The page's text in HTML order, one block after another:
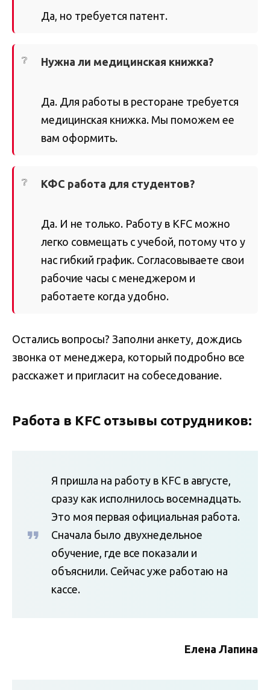
Да, но требуется патент.
Нужна ли медицинская книжка?
Да. Для работы в ресторане требуется
медицинская книжка. Мы поможем ее
вам оформить.
КФС работа для студентов?
Да. И не только. Работу в KFC можно
легко совмещать с учебой, потому что у
нас гибкий график. Согласовываете свои
рабочие часы с менеджером и
работаете когда удобно.
Остались вопросы? Заполни анкету, дождись
звонка от менеджера, который подробно все
расскажет и пригласит на собеседование.
Работа в KFC отзывы сотрудников:
Я пришла на работу в KFC в августе,
сразу как исполнилось восемнадцать.
Это моя первая официальная работа.
Сначала было двухнедельное
обучение, где все показали и
объяснили. Сейчас уже работаю на
кассе.
Елена Лапина